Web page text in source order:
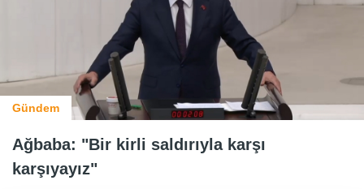
Gündem
Ağbaba: "Bir kirli saldırıyla karşı
karşıyayız"